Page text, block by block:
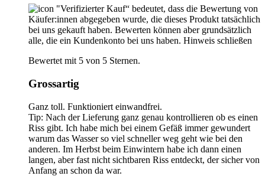
"Verifizierter Kauf“ bedeutet, dass die Bewertung von
Käufer:innen abgegeben wurde, die dieses Produkt tatsächlich
bei uns gekauft haben. Bewerten können aber grundsätzlich
alle, die ein Kundenkonto bei uns haben. Hinweis schließen
Bewertet mit 5 von 5 Sternen.
Grossartig
Ganz toll. Funktioniert einwandfrei.
Tip: Nach der Lieferung ganz genau kontrollieren ob es einen
Riss gibt. Ich habe mich bei einem Gefäß immer gewundert
warum das Wasser so viel schneller weg geht wie bei den
anderen. Im Herbst beim Einwintern habe ich dann einen
langen, aber fast nicht sichtbaren Riss entdeckt, der sicher von
Anfang an schon da war.